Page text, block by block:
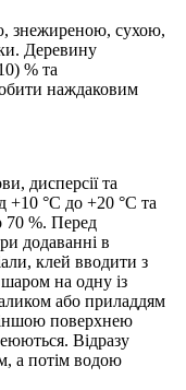
знежиреною, сухою,
Деревину
% та
наждаковим
дисперсії та
+10 °С до +20 °С та
70 %. Перед
додаванні в
клей вводити з
на одну із
або приладдям
поверхнею
Відразу
а потім водою